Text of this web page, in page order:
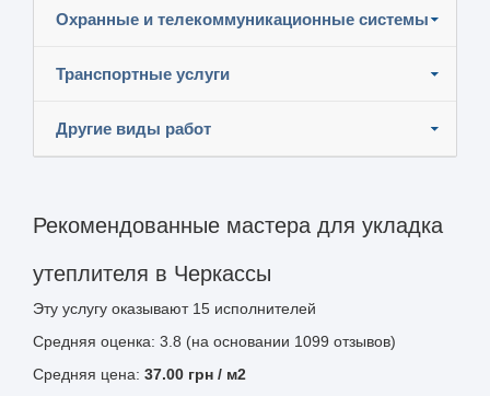
Охранные и телекоммуникационные системы
Транспортные услуги
Другие виды работ
Рекомендованные мастера для укладка
утеплителя в Черкассы
Эту услугу оказывают 15 исполнителей
Средняя оценка: 3.8 (на основании 1099 отзывов)
Средняя цена: 37.00 грн / м2